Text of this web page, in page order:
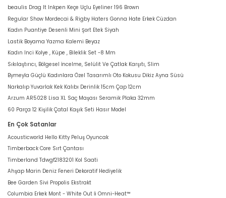
beaulis Drag It Inkpen Keçe Uçlu Eyeliner 196 Brown
Regular Show Mordecai & Rigby Haters Gonna Hate Erkek Cüzdan
Kadın Puantiye Desenli Mini Şort Etek Siyah
Lastik Boyama Yazma Kalemi Beyaz
Kadın Inci Kolye , Küpe , Bileklik Set -8 Mm
Sıkılaştırıcı, Bölgesel İncelme, Selülit Ve Çatlak Karşıtı, Slim
Bymeyla Güçlü Kadınlara Özel Tasarımlı Oto Kokusu Dikiz Ayna Süsü
Narkalıp Yuvarlak Kek Kalıbı Derinlik 15cm Çap 12cm
Arzum AR5028 Lisa XL Saç Maşası Seramik Plaka 32mm
60 Parça 12 Kişilik Çatal Kaşık Seti Hasır Model
En Çok Satanlar
Acousticworld Hello Kitty Peluş Oyuncak
Timberback Core Sırt Çantası
Timberland Tdwgf2183201 Kol Saati
Ahşap Marin Deniz Feneri Dekoratif Hediyelik
Bee Garden Sivi Propolis Ekstrakt
Columbia Erkek Mont - White Out İi Omni-Heat™